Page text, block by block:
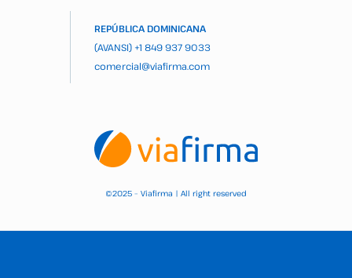
REPÚBLICA DOMINICANA
(AVANSI) +1 849 937 9033
comercial@viafirma.com
©2025 – Viafirma | All right reserved